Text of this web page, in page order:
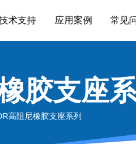
术支持 应用案例 常见
胶支座
高阻尼橡胶支座系列